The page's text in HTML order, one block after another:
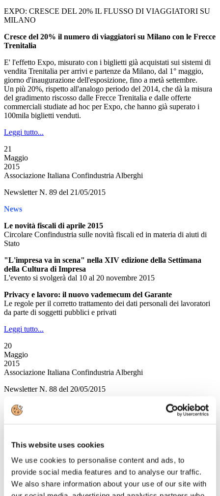
This website uses cookies
We use cookies to personalise content and ads, to
provide social media features and to analyse our traffic.
We also share information about your use of our site with
EXPO: CRESCE DEL 20% IL FLUSSO DI VIAGGIATORI SU
MILANO
Cresce del 20% il numero di viaggiatori su Milano con le Frecce
Trenitalia
E' l'effetto Expo, misurato con i biglietti già acquistati sui sistemi di
vendita Trenitalia per arrivi e partenze da Milano, dal 1° maggio,
giorno d'inaugurazione dell'esposizione, fino a metà settembre.
Un più 20%, rispetto all'analogo periodo del 2014, che dà la misura
del gradimento riscosso dalle Frecce Trenitalia e dalle offerte
commerciali studiate ad hoc per Expo, che hanno già superato i
100mila biglietti venduti.
Leggi tutto...
21
Maggio
2015
Associazione Italiana Confindustria Alberghi
Newsletter N. 89 del 21/05/2015
News
Le novità fiscali di aprile 2015
Circolare Confindustria sulle novità fiscali ed in materia di aiuti di
Stato
"L'impresa va in scena" nella XIV edizione della Settimana
della Cultura di Impresa
L'evento si svolgerà dal 10 al 20 novembre 2015
Privacy e lavoro: il nuovo vademecum del Garante
Le regole per il corretto trattamento dei dati personali dei lavoratori
da parte di soggetti pubblici e privati
Leggi tutto...
20
Maggio
2015
Associazione Italiana Confindustria Alberghi
Newsletter N. 88 del 20/05/2015
Rassegna Stampa
TTG
Certificati di Eccellenza Tripadvisor, oltre 43mila
riconoscimenti per l'Italia
TTG
Matera ufficialmente Capitale europea Cultura 2019